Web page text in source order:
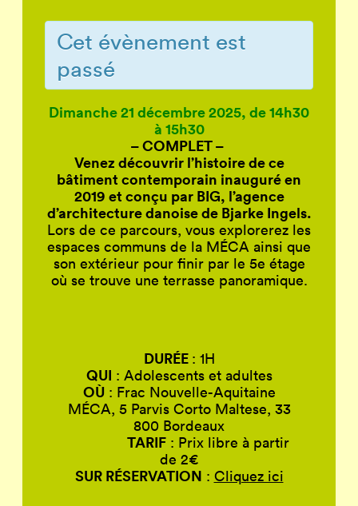
Cet évènement est
passé
Dimanche 21 décembre 2025, de 14h30
à 15h30
– COMPLET –
Venez découvrir l’histoire de ce
bâtiment contemporain inauguré en
2019 et conçu par BIG, l’agence
d’architecture danoise de Bjarke Ingels.
Lors de ce parcours, vous explorerez les
espaces communs de la MÉCA ainsi que
son extérieur pour finir par le 5e étage
où se trouve une terrasse panoramique.
DURÉE : 1H
QUI : Adolescents et adultes
OÙ: Frac Nouvelle-Aquitaine
MÉCA, 5 Parvis Corto Maltese, 33
800 Bordeaux
TARIF: Prix libre à partir
de 2€
SUR RÉSERVATION : Cliquez ici